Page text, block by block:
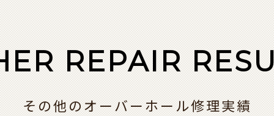
REPAIR
その他のオーバーホール修理実績